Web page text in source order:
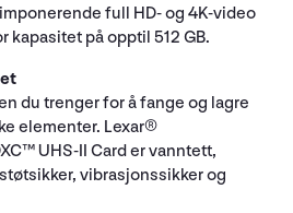
full HD- og 4K-video
kapasitet på opptil 512 GB.
du trenger for å fange og lagre
elementer. Lexar®
UHS-II Card er vanntett,
vibrasjonssikker og